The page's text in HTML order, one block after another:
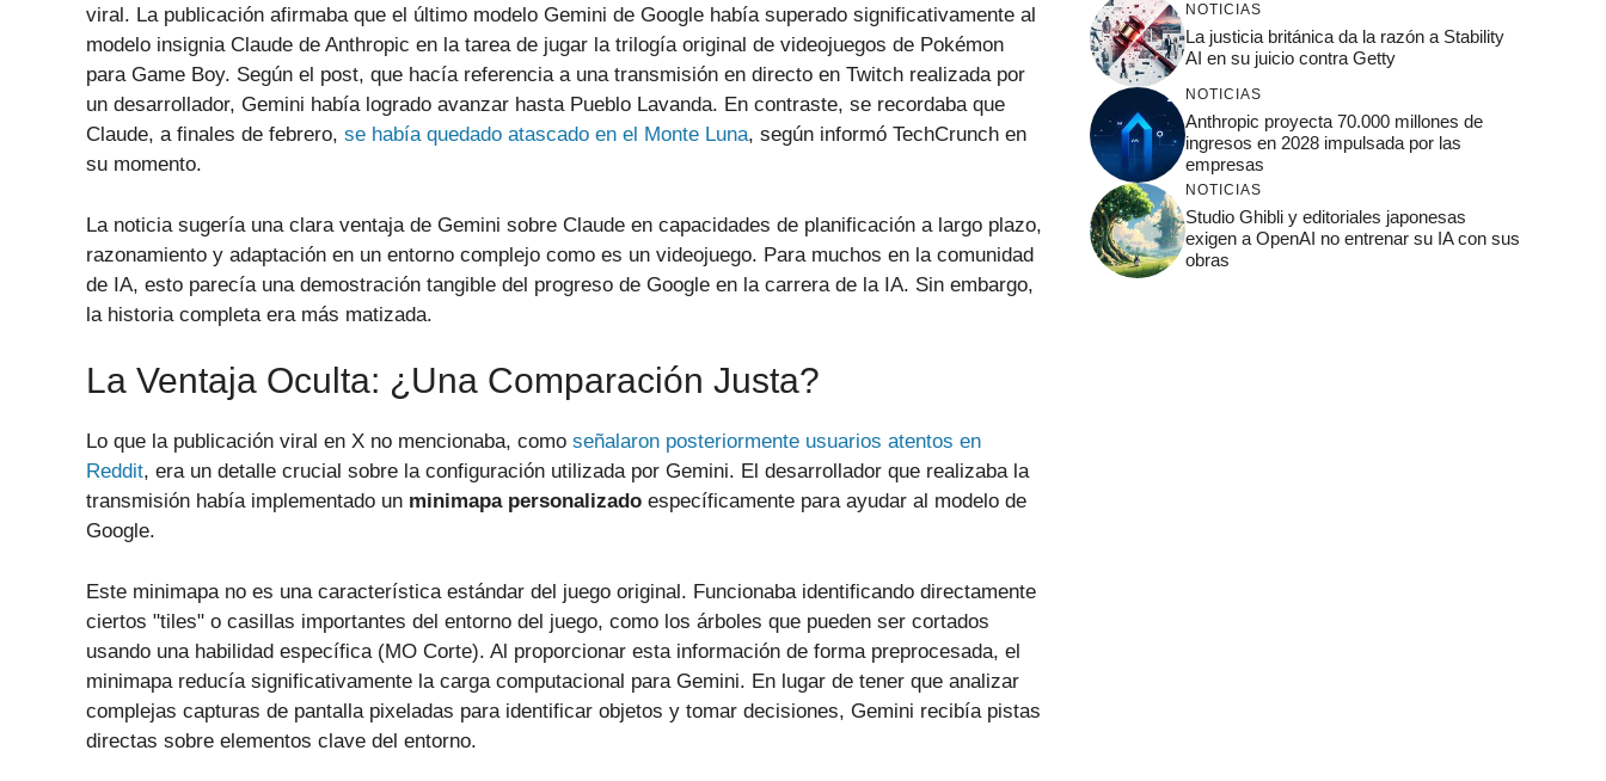
viral. La publicación afirmaba que el último modelo Gemini de Google había superado significativamente al
modelo insignia Claude de Anthropic en la tarea de jugar la trilogía original de videojuegos de Pokémon
para Game Boy. Según el post, que hacía referencia a una transmisión en directo en Twitch realizada por
un desarrollador, Gemini había logrado avanzar hasta Pueblo Lavanda. En contraste, se recordaba que
Claude, a finales de febrero, se había quedado atascado en el Monte Luna, según informó TechCrunch en
su momento.
La noticia sugería una clara ventaja de Gemini sobre Claude en capacidades de planificación a largo plazo,
razonamiento y adaptación en un entorno complejo como es un videojuego. Para muchos en la comunidad
de IA, esto parecía una demostración tangible del progreso de Google en la carrera de la IA. Sin embargo,
la historia completa era más matizada.
La Ventaja Oculta: ¿Una Comparación Justa?
Lo que la publicación viral en X no mencionaba, como señalaron posteriormente usuarios atentos en
Reddit, era un detalle crucial sobre la configuración utilizada por Gemini. El desarrollador que realizaba la
transmisión había implementado un minimapa personalizado específicamente para ayudar al modelo de
Google.
Este minimapa no es una característica estándar del juego original. Funcionaba identificando directamente
ciertos "tiles" o casillas importantes del entorno del juego, como los árboles que pueden ser cortados
usando una habilidad específica (MO Corte). Al proporcionar esta información de forma preprocesada, el
minimapa reducía significativamente la carga computacional para Gemini. En lugar de tener que analizar
complejas capturas de pantalla pixeladas para identificar objetos y tomar decisiones, Gemini recibía pistas
directas sobre elementos clave del entorno.
NOTICIAS
La justicia británica da la razón a Stability
AI en su juicio contra Getty
NOTICIAS
Anthropic proyecta 70.000 millones de
ingresos en 2028 impulsada por las
empresas
NOTICIAS
Studio Ghibli y editoriales japonesas
exigen a OpenAI no entrenar su IA con sus
obras